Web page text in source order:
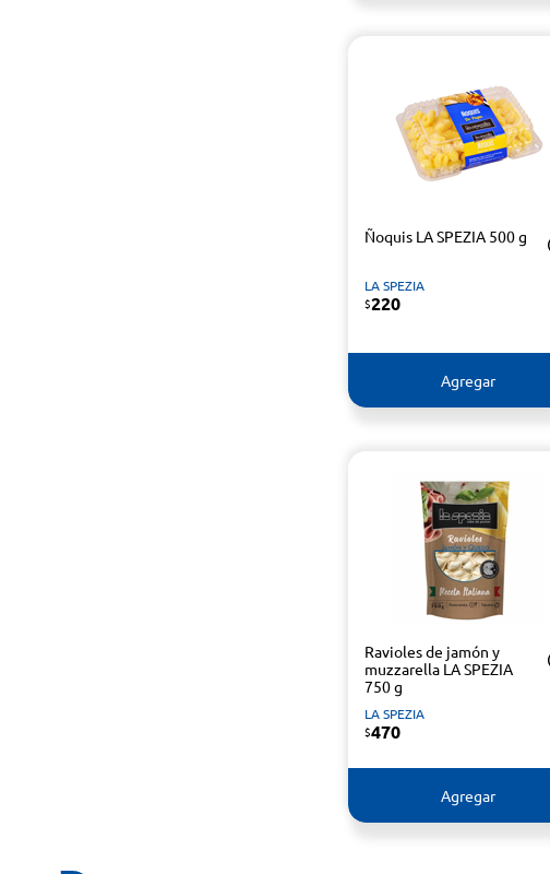
Ñoquis LA SPEZIA 500 g
LA SPEZIA
$220
Agregar
Ravioles de jamón y
muzzarella LA SPEZIA
750 g
LA SPEZIA
$470
Agregar